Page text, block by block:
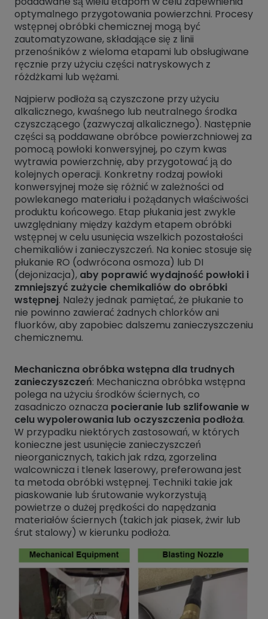
optymalnego przygotowania powierzchni. Procesy
wstępnej obróbki chemicznej mogą być
zautomatyzowane, składające się z linii
przenośników z wieloma etapami lub obsługiwane
ręcznie przy użyciu części natryskowych z
różdżkami lub wężami.
Najpierw podłoża są czyszczone przy użyciu
alkalicznego, kwaśnego lub neutralnego środka
czyszczącego (zazwyczaj alkalicznego). Następnie
części są poddawane obróbce powierzchniowej za
pomocą powłoki konwersyjnej, po czym kwas
wytrawia powierzchnię, aby przygotować ją do
kolejnych operacji. Konkretny rodzaj powłoki
konwersyjnej może się różnić w zależności od
powlekanego materiału i pożądanych właściwości
produktu końcowego. Etap płukania jest zwykle
uwzględniany między każdym etapem obróbki
wstępnej w celu usunięcia wszelkich pozostałości
chemikaliów i zanieczyszczeń. Na koniec stosuje się
płukanie RO (odwrócona osmoza) lub DI
(dejonizacja), aby poprawić wydajność powłoki i
zmniejszyć zużycie chemikaliów do obróbki
wstępnej. Należy jednak pamiętać, że płukanie to
nie powinno zawierać żadnych chlorków ani
fluorków, aby zapobiec dalszemu zanieczyszczeniu
chemicznemu.
Mechaniczna obróbka wstępna dla trudnych
zanieczyszczeń: Mechaniczna obróbka wstępna
polega na użyciu środków ściernych, co
zasadniczo oznacza pocieranie lub szlifowanie w
celu wypolerowania lub oczyszczenia podłoża.
W przypadku niektórych zastosowań, w których
konieczne jest usunięcie zanieczyszczeń
nieorganicznych, takich jak rdza, zgorzelina
walcownicza i tlenek laserowy, preferowana jest
ta metoda obróbki wstępnej. Techniki takie jak
piaskowanie lub śrutowanie wykorzystują
powietrze o dużej prędkości do napędzania
materiałów ściernych (takich jak piasek, żwir lub
śrut stalowy) w kierunku podłoża.